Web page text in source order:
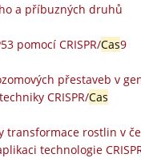
a příbuzných druhů
pomocí CRISPR/Cas9
přestaveb v
CRISPR/Cas
transformace rostlin v
technologie